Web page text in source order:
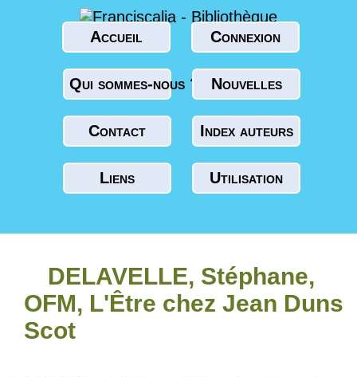
Accueil Connexion
Qui sommes-nous ? Nouvelles
Contact Index auteurs
Liens Utilisation
DELAVELLE, Stéphane,
OFM, L'Être chez Jean Duns
Scot